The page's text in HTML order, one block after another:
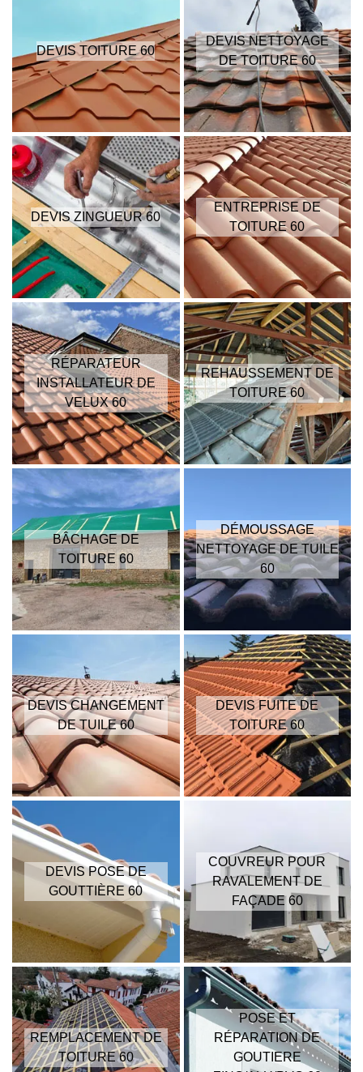
DEVIS TOITURE 60
DEVIS NETTOYAGE
DE TOITURE 60
DEVIS ZINGUEUR 60
ENTREPRISE DE
TOITURE 60
RÉPARATEUR
INSTALLATEUR DE
VELUX 60
REHAUSSEMENT DE
TOITURE 60
BÂCHAGE DE
TOITURE 60
DÉMOUSSAGE
NETTOYAGE DE TUILE
60
DEVIS CHANGEMENT
DE TUILE 60
DEVIS FUITE DE
TOITURE 60
DEVIS POSE DE
GOUTTIÈRE 60
COUVREUR POUR
RAVALEMENT DE
FAÇADE 60
REMPLACEMENT DE
TOITURE 60
POSE ET
RÉPARATION DE
GOUTIERE